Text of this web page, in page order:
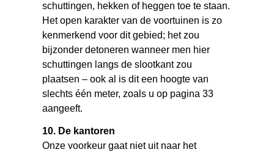
schuttingen, hekken of heggen toe te staan.
Het open karakter van de voortuinen is zo
kenmerkend voor dit gebied; het zou
bijzonder detoneren wanneer men hier
schuttingen langs de slootkant zou
plaatsen – ook al is dit een hoogte van
slechts één meter, zoals u op pagina 33
aangeeft.
10. De kantoren
Onze voorkeur gaat niet uit naar het